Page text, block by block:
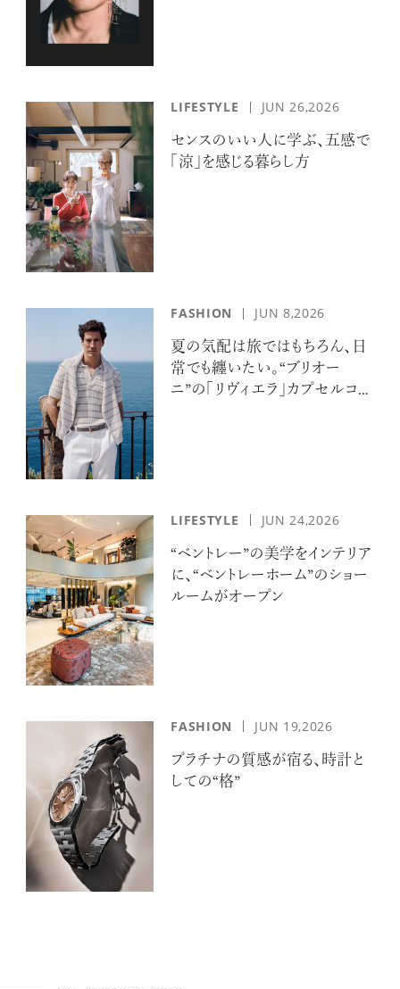
LIFESTYLE JUN 26,2026
センスのいい人に学ぶ、五感で
「涼」を感じる暮らし方
FASHION JUN 8,2026
夏の気配は旅ではもちろん、日
常でも纏いたい。“ブリオー
ニ”の「リヴィエラ」カプセルコレ
LIFESTYLE JUN 24,2026
“ベントレー”の美学をインテリア
に、“ベントレーホーム”のショー
ルームがオープン
FASHION JUN 19,2026
プラチナの質感が宿る、時計と
しての“格”